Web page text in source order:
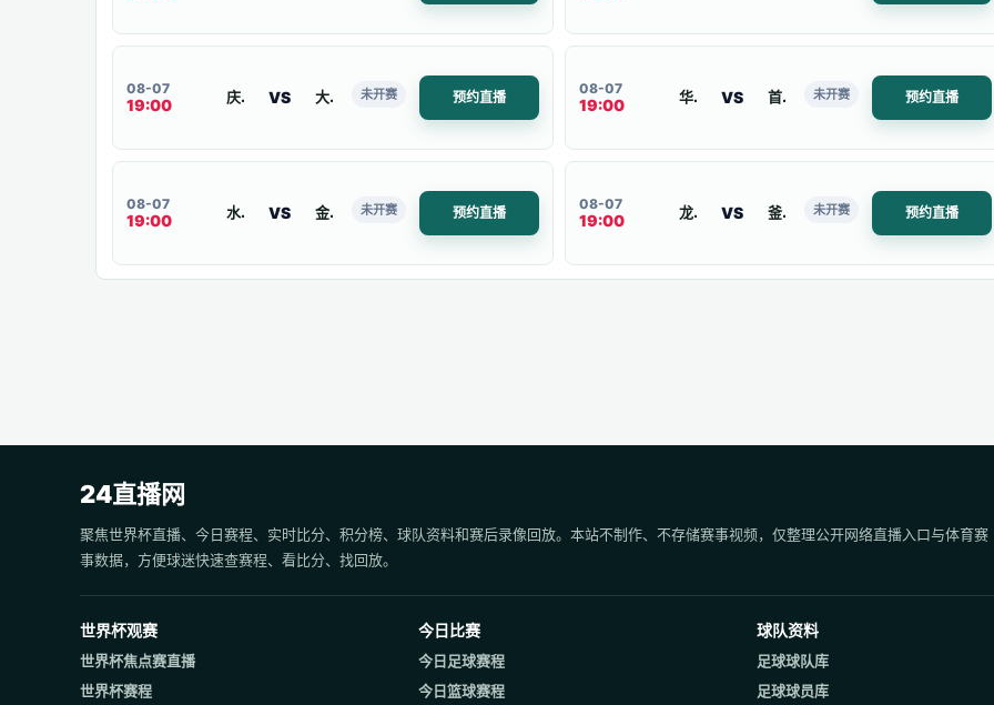
08-07
19:00 庆南FC VS 大邱FC 未开赛 预约直播
08-07
19:00 华城 VS 首尔衣恋FC 未开赛 预约直播
08-07
19:00 水原三星蓝翼 VS 金海市 未开赛 预约直播
08-07
19:00 龙仁市 VS 釜山偶像 未开赛 预约直播
24直播网
聚焦世界杯直播、今日赛程、实时比分、积分榜、球队资料和赛后录像回放。本站不制作、不存储赛事视频，仅整理公开网络直播入口与体育赛
事数据，方便球迷快速查赛程、看比分、找回放。
世界杯观赛
世界杯焦点赛直播
世界杯赛程
今日比赛
今日足球赛程
今日篮球赛程
球队资料
足球球队库
足球球员库